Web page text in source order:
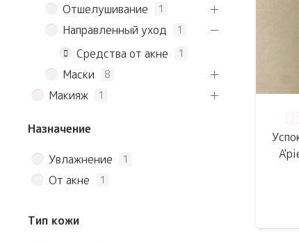
Отшелушивание 1
Направленный уход 1
Средства от акне 1
Маски 8
Макияж 1
Назначение
Увлажнение
1
От акне 1
Тип кожи